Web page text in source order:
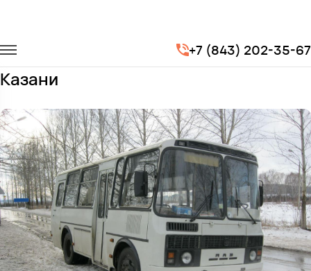
+7 (843) 202-35-67
ПАЗ 3205
Заказать ПАЗ 3205 с водителем в
Казани